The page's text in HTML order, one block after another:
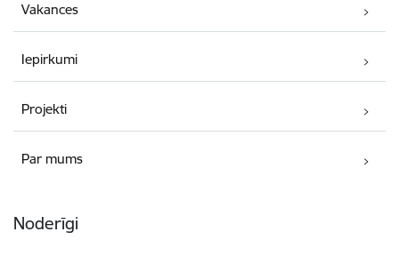
Vakances
Iepirkumi
Projekti
Par mums
Noderīgi